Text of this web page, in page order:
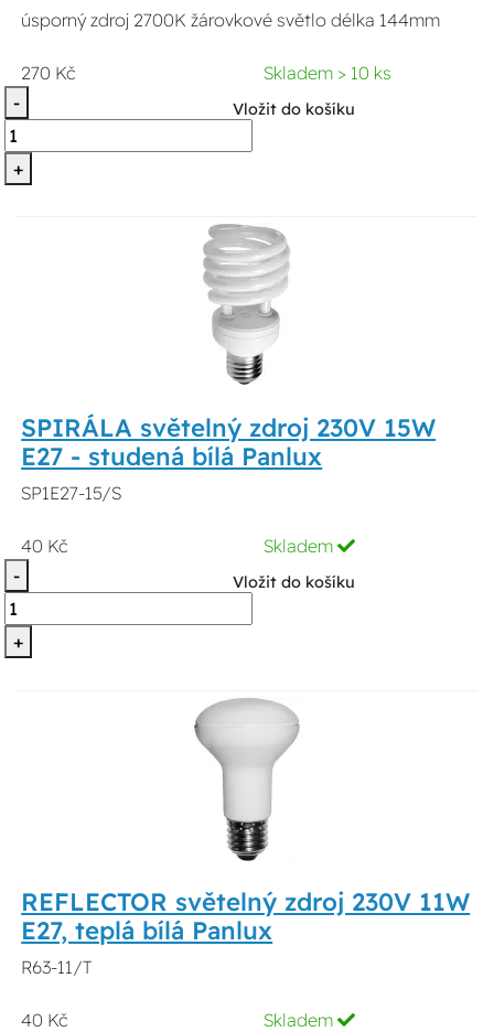
úsporný zdroj 2700K žárovkové světlo délka 144mm
270 Kč
Skladem > 10 ks
-
+
Vložit do košíku
SPIRÁLA světelný zdroj 230V 15W
E27 - studená bílá Panlux
SP1E27-15/S
40 Kč
Skladem
-
+
Vložit do košíku
REFLECTOR světelný zdroj 230V 11W
E27, teplá bílá Panlux
R63-11/T
40 Kč
Skladem